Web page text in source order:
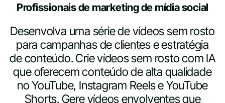
Profissionais de marketing de mídia social
Desenvolva uma série de vídeos sem rosto
para campanhas de clientes e estratégia
de conteúdo. Crie vídeos sem rosto com IA
que oferecem conteúdo de alta qualidade
no YouTube, Instagram Reels e YouTube
Shorts. Gere vídeos envolventes que